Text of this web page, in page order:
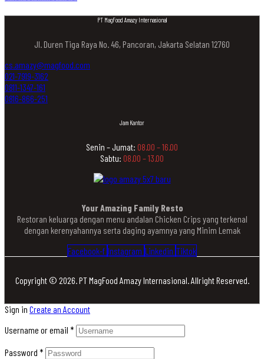
PT MagFood Amazy Internasional
Jl. Duren Tiga Raya No. 46, Pancoran, Jakarta Selatan 12760
cs.amazy@magfood.com
021-7919-3162
0811-1347-161
0816-866-251
Jam Kantor
Senin – Jumat: 08.00 – 16.00
Sabtu: 08.00 – 13.00
Your Amazing Family Resto
Restoran keluarga dengan menu andalan Chicken Crips yang terkenal
dengan kerenyahannya serta daging ayamnya yang Minim Lemak
Facebook-f Instagram Linkedin Tiktok
Copyright © 2026. PT MagFood Amazy Internasional. Allright Reserved.
Sign in Create an Account
Username or email *
Password *